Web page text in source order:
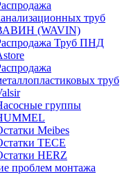
труб
(WAVIN)
Труб ПНД
труб
группы
Meibes
ТЕСЕ
HERZ
проблем монтажа